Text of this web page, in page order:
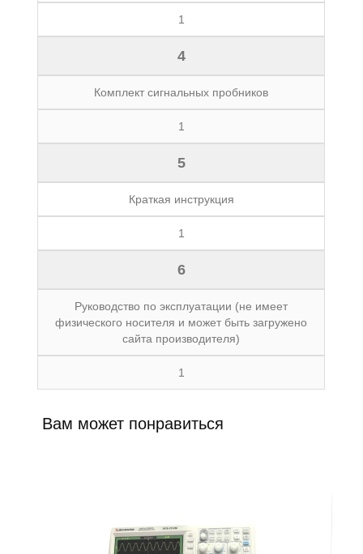
1
4
Комплект сигнальных пробников
1
5
Краткая инструкция
1
6
Руководство по эксплуатации (не имеет
физического носителя и может быть загружено
сайта производителя)
1
Вам может понравиться